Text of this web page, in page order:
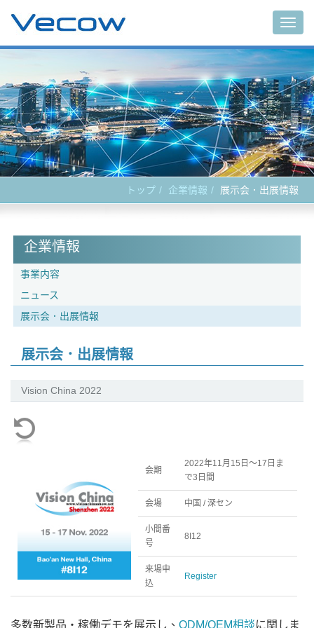
トップ 企業情報 展示会．出展情報
企業情報
事業内容
ニュース
展示会．出展情報
展示会．出展情報
Vision China 2022
会期
2022年11月15日～17日ま
で3日間
会場 中国 / 深セン
小間番
号
8I12
来場申
込
Register
多数新製品・稼働デモを展示し、 ODM/OEM相談に関しま